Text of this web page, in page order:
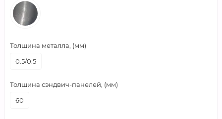
Толщина металла, (мм)
0.5/0.5
Толщина сэндвич-панелей, (мм)
60